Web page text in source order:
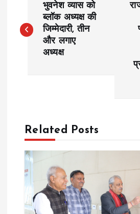
o
a
v
g
भुवनेश व्यास को
ब्लॉक अध्यक्ष की
जिम्मेदारी, तीन
और लगाए
अध्यक्ष
Related Posts